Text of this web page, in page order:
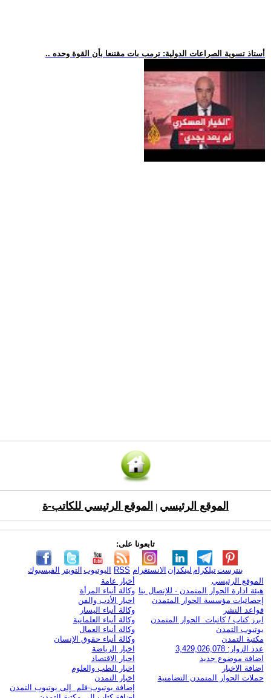
.. أستاذ تسوية الصراعات الدولية: ترمب بات مقتنعا بأن القوة وحده
الموقع الرئيسي الموقع الرئيسي للكاتب-ة
تابعونا على:
الفيسبوك التويتر اليوتيوب RSS الانستغرام لينكدإن تيلكرامبنترست
الموقع الرئيسي
هيئة ادارة الحوار المتمدن - للإتصال بنا
إحصائيات مؤسسة الحوار المتمدن
قواعد النشر
ابرز كتاب / كاتبات الحوار المتمدن
يوتيوب التمدن
مكتبة التمدن
عدد الزوار: 3,429,026,078
اضافة موضوع جديد
اضافة الاخبار
حملات الحوار المتمدن التضامنية
أخبار عامة
وكالة أنباء المرأة
اخبار الأدب والفن
وكالة أنباء اليسار
وكالة أنباء العلمانية
وكالة أنباء العمال
وكالة أنباء حقوق الإنسان
اخبار الرياضة
اخبار الاقتصاد
اخبار الطب والعلوم
اخبار التمدن
إضافة يوتيوب-فلم إلى يوتيوب التمدن